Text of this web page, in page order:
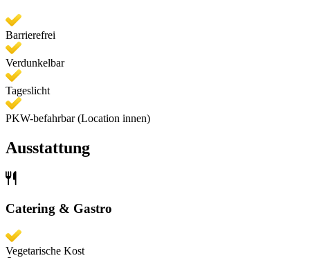
Barrierefrei
Verdunkelbar
Tageslicht
PKW-befahrbar (Location innen)
Ausstattung
Catering & Gastro
Vegetarische Kost